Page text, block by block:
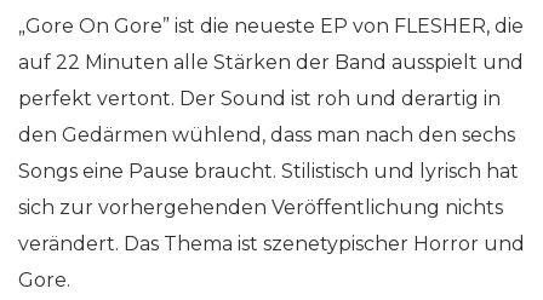
„Gore On Gore” ist die neueste EP von FLESHER, die
auf 22 Minuten alle Stärken der Band ausspielt und
perfekt vertont. Der Sound ist roh und derartig in
den Gedärmen wühlend, dass man nach den sechs
Songs eine Pause braucht. Stilistisch und lyrisch hat
sich zur vorhergehenden Veröffentlichung nichts
verändert. Das Thema ist szenetypischer Horror und
Gore.